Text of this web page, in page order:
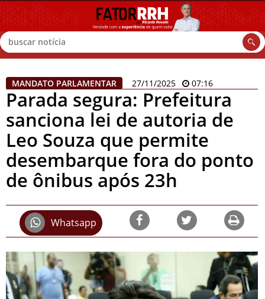
Buscar
MANDATO PARLAMENTAR 27/11/2025 07:16
Parada segura: Prefeitura
sanciona lei de autoria de
Leo Souza que permite
desembarque fora do ponto
de ônibus após 23h
Whatsapp